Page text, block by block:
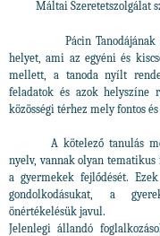
Máltai Szeretetszolgálat
Pácin
helyet, ami az egyéni és
mellett, a tanoda nyílt
feladatok és azok helyszíne
közösségi térhez mely fontos
A kötelező tanulás
nyelv, vannak olyan
a gyermekek fejlődését.
gondolkodásukat, a
önértékelésük javul.
Jelenlegi állandó